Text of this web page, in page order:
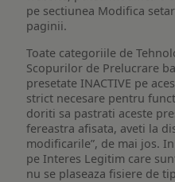
pe sectiunea Modifica
paginii.
Toate categoriile de
Scopurilor de Prelucrare
presetate INACTIVE pe
strict necesare pentru
doriti sa pastrati aceste
fereastra afisata, aveti la
modificarile”, de mai jos.
pe Interes Legitim care
nu se plaseaza fisiere de